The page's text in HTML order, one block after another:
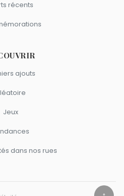
récents
ajouts
Jeux
dans nos rues